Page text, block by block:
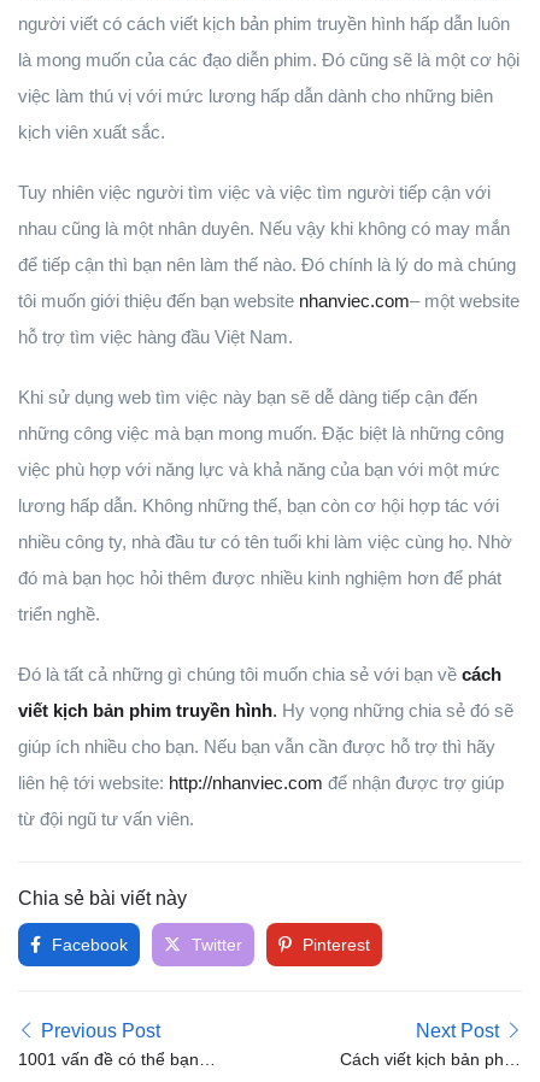
người viết có cách viết kịch bản phim truyền hình hấp dẫn luôn
là mong muốn của các đạo diễn phim. Đó cũng sẽ là một cơ hội
việc làm thú vị với mức lương hấp dẫn dành cho những biên
kịch viên xuất sắc.
Tuy nhiên việc người tìm việc và việc tìm người tiếp cận với
nhau cũng là một nhân duyên. Nếu vậy khi không có may mắn
để tiếp cận thì bạn nên làm thế nào. Đó chính là lý do mà chúng
tôi muốn giới thiệu đến bạn website nhanviec.com– một website
hỗ trợ tìm việc hàng đầu Việt Nam.
Khi sử dụng web tìm việc này bạn sẽ dễ dàng tiếp cận đến
những công việc mà bạn mong muốn. Đặc biệt là những công
việc phù hợp với năng lực và khả năng của bạn với một mức
lương hấp dẫn. Không những thế, bạn còn cơ hội hợp tác với
nhiều công ty, nhà đầu tư có tên tuổi khi làm việc cùng họ. Nhờ
đó mà bạn học hỏi thêm được nhiều kinh nghiệm hơn để phát
triển nghề.
Đó là tất cả những gì chúng tôi muốn chia sẻ với bạn về cách
viết kịch bản phim truyền hình. Hy vọng những chia sẻ đó sẽ
giúp ích nhiều cho bạn. Nếu bạn vẫn cần được hỗ trợ thì hãy
liên hệ tới website: http://nhanviec.com để nhận được trợ giúp
từ đội ngũ tư vấn viên.
Chia sẻ bài viết này
Facebook Twitter Pinterest
Previous Post
1001 vấn đề có thể bạn
Next Post
Cách viết kịch bản phim